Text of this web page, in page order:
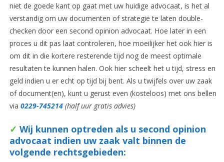
niet de goede kant op gaat met uw huidige advocaat, is het al
verstandig om uw documenten of strategie te laten double-
checken door een second opinion advocaat. Hoe later in een
proces u dit pas laat controleren, hoe moeilijker het ook hier is
om dit in die kortere resterende tijd nog de meest optimale
resultaten te kunnen halen. Ook hier scheelt het u tijd, stress en
geld indien u er echt op tijd bij bent. Als u twijfels over uw zaak
of document(en), kunt u gerust even (kosteloos) met ons bellen
via 0229-745214 (half uur gratis advies)
✓ Wij kunnen optreden als u second opinion
advocaat indien uw zaak valt binnen de
volgende rechtsgebieden: